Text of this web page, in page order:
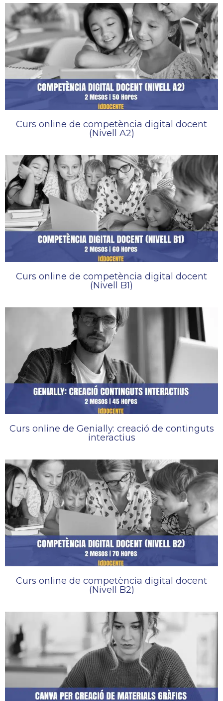
Curs online de competència digital docent
(Nivell A2)
Curs online de competència digital docent
(Nivell B1)
Curs online de Genially: creació de continguts
interactius
Curs online de competència digital docent
(Nivell B2)